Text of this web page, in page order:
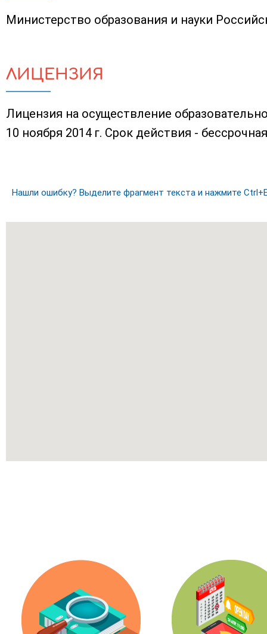
Министерство образования и науки
ЛИЦЕНЗИЯ
Лицензия на осуществление
10 ноября 2014 г. Срок действия - бессрочная
Нашли ошибку? Выделите фрагмент текста и нажмите